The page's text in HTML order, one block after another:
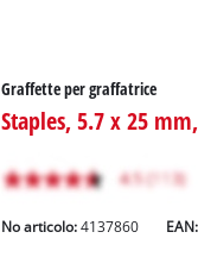
Graffette per graffatrice
Staples, 5.7 x 25
No articolo: 4137860